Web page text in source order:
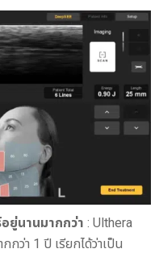
ยู่นานมากกว่า : Ulthera
ว่า 1 ปี เรียกได้ว่าเป็น